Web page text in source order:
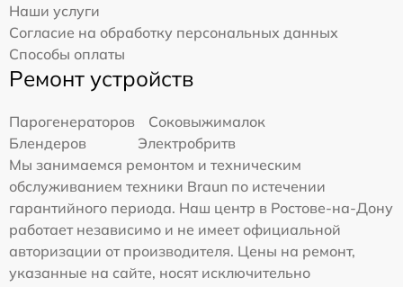
Наши услуги
Согласие на обработку персональных данных
Способы оплаты
Ремонт устройств
Парогенераторов
Соковыжималок
Блендеров
Электробритв
Мы занимаемся ремонтом и техническим
обслуживанием техники Braun по истечении
гарантийного периода. Наш центр в Ростове-на-Дону
работает независимо и не имеет официальной
авторизации от производителя. Цены на ремонт,
указанные на сайте, носят исключительно